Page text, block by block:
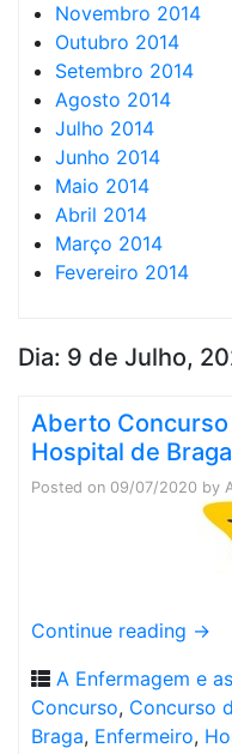
Novembro 2014
Outubro 2014
Setembro 2014
Agosto 2014
Julho 2014
Junho 2014
Maio 2014
Abril 2014
Março 2014
Fevereiro 2014
Dia: 9 de Julho,
Aberto
Hospital de Braga
Posted on 09/07/2020 by
Continue reading →
A Enfermagem e
Concurso, Concurso
Braga, Enfermeiro,